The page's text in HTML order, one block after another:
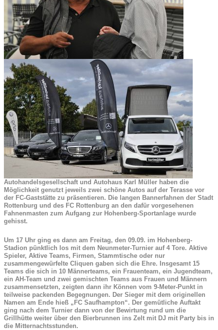
Autohandelsgesellschaft und Autohaus Karl Müller haben die
Möglichkeit genutzt jeweils zwei schöne Autos auf der Terasse vor
der FC-Gaststätte zu präsentieren. Die langen Bannerfahnen der Stadt
Rottenburg und des FC Rottenburg an den dafür vorgesehenen
Fahnenmasten zum Aufgang zur Hohenberg-Sportanlage wurde
gehisst.
Um 17 Uhr ging es dann am Freitag, den 09.09. im Hohenberg-
Stadion pünktlich los mit dem Neunmeter-Turnier auf 4 Tore. Aktive
Spieler, Aktive Teams, Firmen, Stammtische oder nur
zusammengewürfelte Cliquen gaben sich die Ehre. Insgesamt 15
Teams die sich in 10 Männerteams, ein Frauenteam, ein Jugendteam,
ein AH-Team und zwei gemischten Teams aus Frauen und Männern
zusammensetzten, zeigten dann ihr Können vom 9-Meter-Punkt in
teilweise packenden Begegnungen. Der Sieger mit dem originellen
Namen am Ende hieß „FC Saufhampton“. Der gemütliche Auftakt
ging nach dem Turnier dann von der Bewirtung rund um die
Grillhütte weiter über den Bierbrunnen ins Zelt mit DJ mit Party bis in
die Mitternachtsstunden.